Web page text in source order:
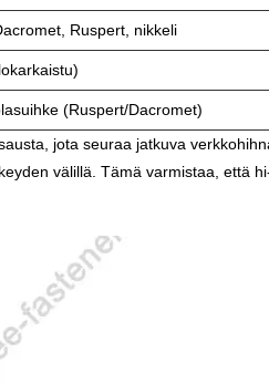
Ruspert, nikkeli
(Ruspert/Dacromet)
jota seuraa jatkuva
välillä. Tämä varmistaa, että